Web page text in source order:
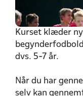
Kurset klæder
dvs. 5-7 år.
Når du har
selv kan